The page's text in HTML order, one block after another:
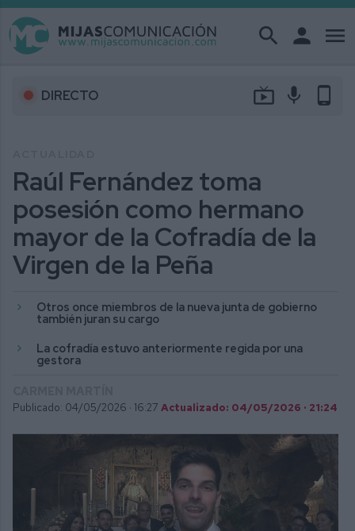
search person menu
DIRECTO live_tv mic phone_android
Raúl Fernández toma
posesión como hermano
mayor de la Cofradía de la
Virgen de la Peña
Otros once miembros de la nueva junta de gobierno
también juran su cargo
La cofradía estuvo anteriormente regida por una
gestora
Publicado: 04/05/2026 · 16:27 Actualizado: 04/05/2026 · 21:24